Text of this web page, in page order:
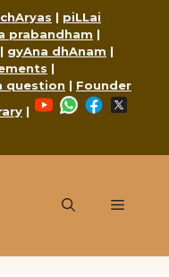
| piLLai
prabandham |
| gyAna dhAnam |
|
question | Founder
|
YouTubeWhatsApp
Facebook
Menu